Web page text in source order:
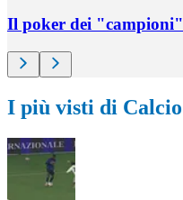
Il poker dei "campioni"
I più visti di Calcio